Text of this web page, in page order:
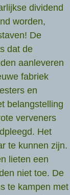
dividend
worden,
De
dat de
aanleveren
fabriek
en
belangstelling
verveners
Het
te kunnen zijn.
lieten een
niet toe. De
te kampen met